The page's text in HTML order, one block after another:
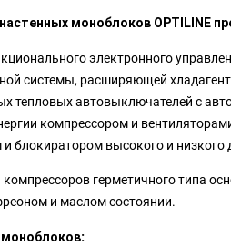
моноблоков OPTILINE
электронного
системы, расширяющей хладагент
тепловых автовыключателей с
компрессором и
блокиратором высокого и
герметичного типа
и маслом состоянии.
: